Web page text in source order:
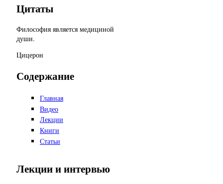
Цитаты
Философия является медициной
души.
Цицерон
Содержание
Главная
Видео
Лекции
Книги
Статьи
Лекции и интервью